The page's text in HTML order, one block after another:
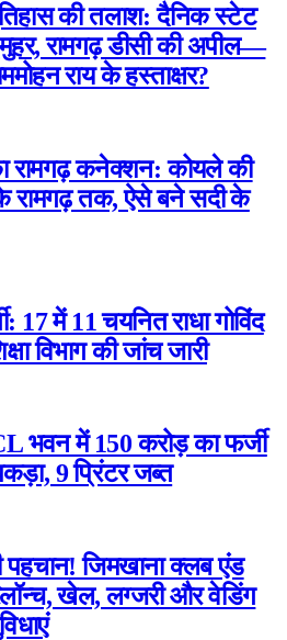
की तलाश: दैनिक स्टेट
रामगढ़ डीसी की अपील—
राय के हस्ताक्षर?
रामगढ़ कनेक्शन: कोयले की
रामगढ़ तक, ऐसे बने सदी के
17 में 11 चयनित राधा गोविंद
विभाग की जांच जारी
भवन में 150 करोड़ का फर्जी
9 प्रिंटर जब्त
पहचान! जिमखाना क्लब एंड
खेल, लग्जरी और वेडिंग